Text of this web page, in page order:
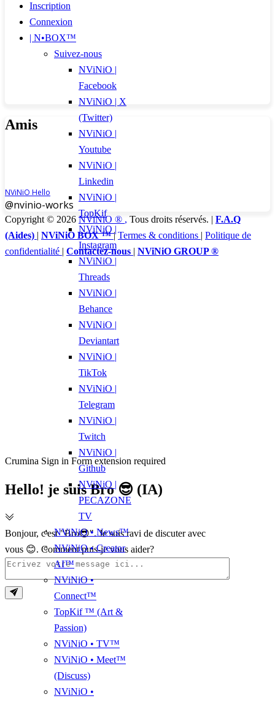
Amis
NViNiO Hello
@nvinio-works
Copyright © 2026 NViNiO ® , Tous droits réservés. | F.A.Q
(Aides) | NViNiO BOX ™|Termes & conditions | Politique de
confidentialité | Contactez-nous | NViNiO GROUP ®
Crumina Sign in Form extension required
Hello! je suis Bro 😎 (IA)
Bonjour, c'est "Bro😎". Je suis ravi de discuter avec
vous 😊. Comment puis-je vous aider?
Inscription
Connexion
| N•BOX™
Suivez-nous
NViNiO |
Facebook
NViNiO | X
(Twitter)
NViNiO |
Youtube
NViNiO |
Linkedin
NViNiO |
TopKif
NViNiO |
Instagram
NViNiO |
Threads
NViNiO |
Behance
NViNiO |
Deviantart
NViNiO |
TikTok
NViNiO |
Telegram
NViNiO |
Twitch
NViNiO |
Github
NViNiO |
PECAZONE
TV
NViNiO • News™
NViNiO • Creator
AI™
NViNiO •
Connect™
TopKif ™ (Art &
Passion)
NViNiO • TV™
NViNiO • Meet™
(Discuss)
NViNiO •